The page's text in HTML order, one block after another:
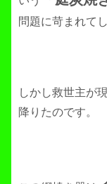
問題に苛まれて
しかし救世主が
降りたのです。